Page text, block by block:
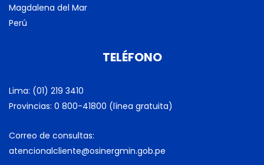
Magdalena del Mar
Perú
TELÉFONO
Lima: (01) 219 3410
Provincias: 0 800-41800 (línea gratuita)
Correo de consultas:
atencionalcliente@osinergmin.gob.pe